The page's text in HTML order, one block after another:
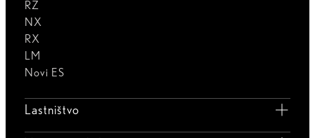
RZ
NX
RX
LM
Novi ES
Lastništvo